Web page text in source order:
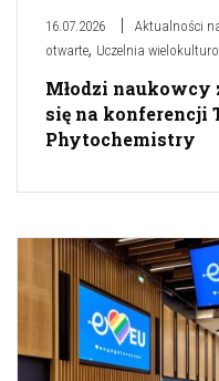
16.07.2026 Aktualności
otwarte, Uczelnia
Młodzi naukowcy
się na konferencji
Phytochemistry